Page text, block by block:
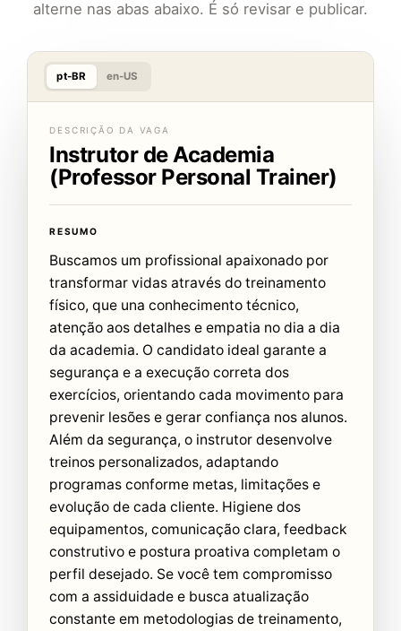
alterne nas abas abaixo. É só revisar e publicar.
pt-BR en-US
DESCRIÇÃO DA VAGA
Instrutor de Academia
(Professor Personal Trainer)
RESUMO
Buscamos um profissional apaixonado por
transformar vidas através do treinamento
físico, que una conhecimento técnico,
atenção aos detalhes e empatia no dia a dia
da academia. O candidato ideal garante a
segurança e a execução correta dos
exercícios, orientando cada movimento para
prevenir lesões e gerar confiança nos alunos.
Além da segurança, o instrutor desenvolve
treinos personalizados, adaptando
programas conforme metas, limitações e
evolução de cada cliente. Higiene dos
equipamentos, comunicação clara, feedback
construtivo e postura proativa completam o
perfil desejado. Se você tem compromisso
com a assiduidade e busca atualização
constante em metodologias de treinamento,